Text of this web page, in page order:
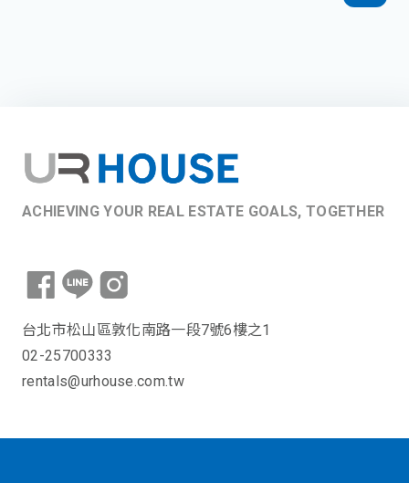
ACHIEVING YOUR REAL ESTATE GOALS, TOGETHER
台北市松山區敦化南路一段7號6樓之1
02-25700333
rentals@urhouse.com.tw